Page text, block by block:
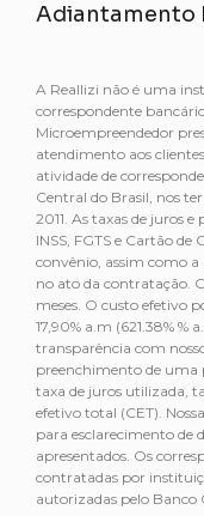
Adiantamento
A Reallizi não é uma
correspondente
Microempreendedor
atendimento aos
atividade de
Central do Brasil, nos
2011. As taxas de juros
INSS, FGTS e Cartão
convênio, assim como
no ato da contratação.
meses. O custo efetivo
17,90% a.m (621.38%
transparência com
preenchimento de uma
taxa de juros utilizada,
efetivo total (CET).
para esclarecimento de
apresentados. Os
contratadas por
autorizadas pelo Banco